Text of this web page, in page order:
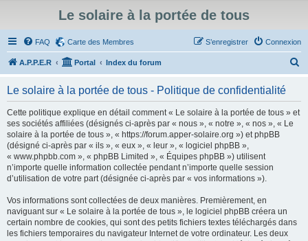
Le solaire à la portée de tous
FAQ Carte des Membres Connexion
S’enregistrer
A.P.P.E.R Portal Index du forum
Le solaire à la portée de tous - Politique de confidentialité
Cette politique explique en détail comment « Le solaire à la portée de tous » et
ses sociétés affiliées (désignés ci-après par « nous », « notre », « nos », « Le
solaire à la portée de tous », « https://forum.apper-solaire.org ») et phpBB
(désigné ci-après par « ils », « eux », « leur », « logiciel phpBB »,
« www.phpbb.com », « phpBB Limited », « Équipes phpBB ») utilisent
n’importe quelle information collectée pendant n’importe quelle session
d’utilisation de votre part (désignée ci-après par « vos informations »).
Vos informations sont collectées de deux manières. Premièrement, en
naviguant sur « Le solaire à la portée de tous », le logiciel phpBB créera un
certain nombre de cookies, qui sont des petits fichiers textes téléchargés dans
les fichiers temporaires du navigateur Internet de votre ordinateur. Les deux